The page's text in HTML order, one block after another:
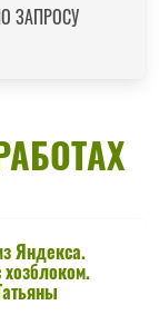
ЗАПРОСУ
Яндекса.
хозблоком.